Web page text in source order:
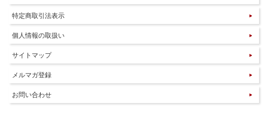
特定商取引法表示
個人情報の取扱い
サイトマップ
メルマガ登録
お問い合わせ